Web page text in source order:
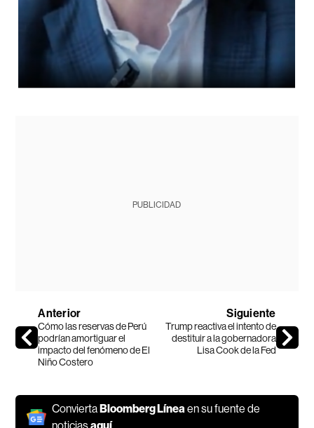
PUBLICIDAD
Anterior
Cómo las reservas de Perú
podrían amortiguar el
impacto del fenómeno de El
Niño Costero
Siguiente
Trump reactiva el intento de
destituir a la gobernadora
Lisa Cook de la Fed
ConviertaBloomberg Líneaen su fuente de